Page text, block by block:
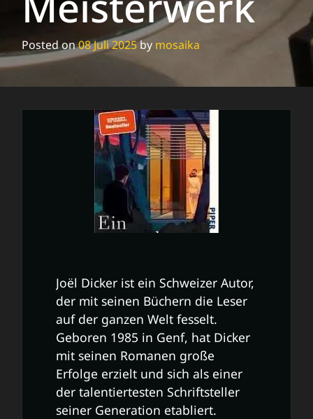
Posted on08 Juli 2025by mosaika
Joël Dicker ist ein Schweizer Autor,
der mit seinen Büchern die Leser
auf der ganzen Welt fesselt.
Geboren 1985 in Genf, hat Dicker
mit seinen Romanen große
Erfolge erzielt und sich als einer
der talentiertesten Schriftsteller
seiner Generation etabliert.